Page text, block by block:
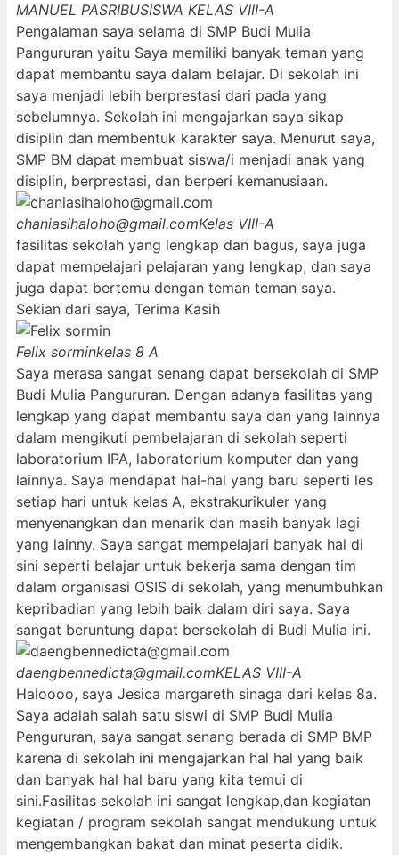
MANUEL PASRIBUSISWA KELAS VIII-A
Pengalaman saya selama di SMP Budi Mulia
Pangururan yaitu Saya memiliki banyak teman yang
dapat membantu saya dalam belajar. Di sekolah ini
saya menjadi lebih berprestasi dari pada yang
sebelumnya. Sekolah ini mengajarkan saya sikap
disiplin dan membentuk karakter saya. Menurut saya,
SMP BM dapat membuat siswa/i menjadi anak yang
disiplin, berprestasi, dan berperi kemanusiaan.
chaniasihaloho@gmail.comKelas VIII-A
fasilitas sekolah yang lengkap dan bagus, saya juga
dapat mempelajari pelajaran yang lengkap, dan saya
juga dapat bertemu dengan teman teman saya.
Sekian dari saya, Terima Kasih
Felix sorminkelas 8 A
Saya merasa sangat senang dapat bersekolah di SMP
Budi Mulia Pangururan. Dengan adanya fasilitas yang
lengkap yang dapat membantu saya dan yang lainnya
dalam mengikuti pembelajaran di sekolah seperti
laboratorium IPA, laboratorium komputer dan yang
lainnya. Saya mendapat hal-hal yang baru seperti les
setiap hari untuk kelas A, ekstrakurikuler yang
menyenangkan dan menarik dan masih banyak lagi
yang lainny. Saya sangat mempelajari banyak hal di
sini seperti belajar untuk bekerja sama dengan tim
dalam organisasi OSIS di sekolah, yang menumbuhkan
kepribadian yang lebih baik dalam diri saya. Saya
sangat beruntung dapat bersekolah di Budi Mulia ini.
daengbennedicta@gmail.comKELAS VIII-A
Haloooo, saya Jesica margareth sinaga dari kelas 8a.
Saya adalah salah satu siswi di SMP Budi Mulia
Pengururan, saya sangat senang berada di SMP BMP
karena di sekolah ini mengajarkan hal hal yang baik
dan banyak hal hal baru yang kita temui di
sini.Fasilitas sekolah ini sangat lengkap,dan kegiatan
kegiatan / program sekolah sangat mendukung untuk
mengembangkan bakat dan minat peserta didik.